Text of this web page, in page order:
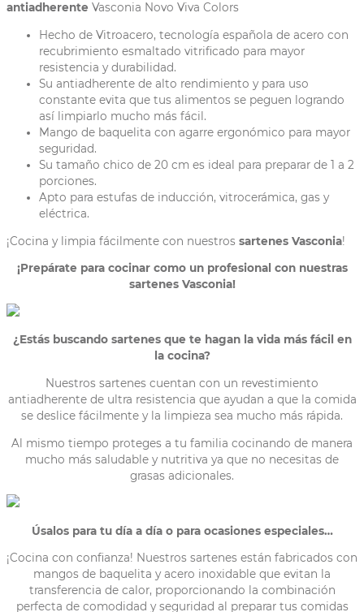
antiadherente Vasconia Novo Viva Colors
Hecho de Vitroacero, tecnología española de acero con
recubrimiento esmaltado vitrificado para mayor
resistencia y durabilidad.
Su antiadherente de alto rendimiento y para uso
constante evita que tus alimentos se peguen logrando
así limpiarlo mucho más fácil.
Mango de baquelita con agarre ergonómico para mayor
seguridad.
Su tamaño chico de 20 cm es ideal para preparar de 1 a 2
porciones.
Apto para estufas de inducción, vitrocerámica, gas y
eléctrica.
¡Cocina y limpia fácilmente con nuestros sartenes Vasconia!
¡Prepárate para cocinar como un profesional con nuestras
sartenes Vasconia!
¿Estás buscando sartenes que te hagan la vida más fácil en
la cocina?
Nuestros sartenes cuentan con un revestimiento
antiadherente de ultra resistencia que ayudan a que la comida
se deslice fácilmente y la limpieza sea mucho más rápida.
Al mismo tiempo proteges a tu familia cocinando de manera
mucho más saludable y nutritiva ya que no necesitas de
grasas adicionales.
Úsalos para tu día a día o para ocasiones especiales…
¡Cocina con confianza! Nuestros sartenes están fabricados con
mangos de baquelita y acero inoxidable que evitan la
transferencia de calor, proporcionando la combinación
perfecta de comodidad y seguridad al preparar tus comidas